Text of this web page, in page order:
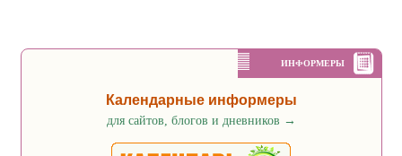
ИНФОРМЕРЫ
Календарные информеры
для сайтов, блогов и дневников →